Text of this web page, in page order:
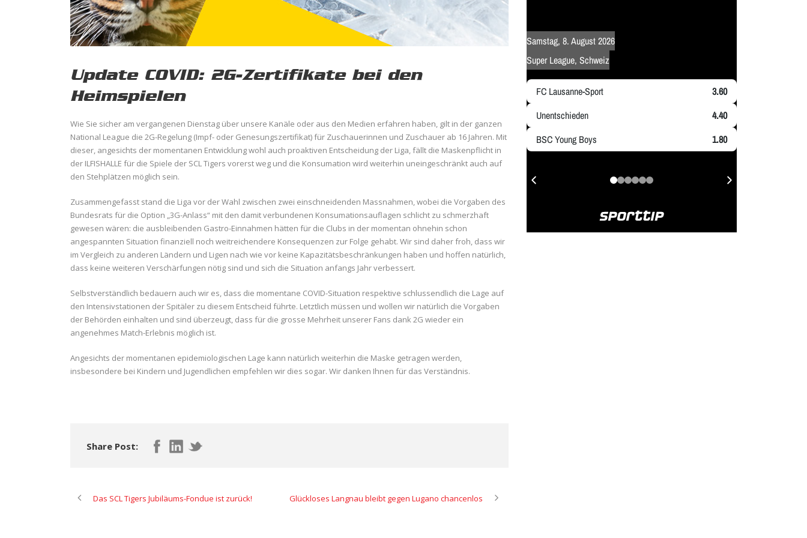
Update COVID: 2G-Zertifikate bei den
Heimspielen
Wie Sie sicher am vergangenen Dienstag über unsere Kanäle oder aus den Medien erfahren haben, gilt in der ganzen
National League die 2G-Regelung (Impf- oder Genesungszertifikat) für Zuschauerinnen und Zuschauer ab 16 Jahren. Mit
dieser, angesichts der momentanen Entwicklung wohl auch proaktiven Entscheidung der Liga, fällt die Maskenpflicht in
der ILFISHALLE für die Spiele der SCL Tigers vorerst weg und die Konsumation wird weiterhin uneingeschränkt auch auf
den Stehplätzen möglich sein.
Zusammengefasst stand die Liga vor der Wahl zwischen zwei einschneidenden Massnahmen, wobei die Vorgaben des
Bundesrats für die Option „3G-Anlass“ mit den damit verbundenen Konsumationsauflagen schlicht zu schmerzhaft
gewesen wären: die ausbleibenden Gastro-Einnahmen hätten für die Clubs in der momentan ohnehin schon
angespannten Situation finanziell noch weitreichendere Konsequenzen zur Folge gehabt. Wir sind daher froh, dass wir
im Vergleich zu anderen Ländern und Ligen nach wie vor keine Kapazitätsbeschränkungen haben und hoffen natürlich,
dass keine weiteren Verschärfungen nötig sind und sich die Situation anfangs Jahr verbessert.
Selbstverständlich bedauern auch wir es, dass die momentane COVID-Situation respektive schlussendlich die Lage auf
den Intensivstationen der Spitäler zu diesem Entscheid führte. Letztlich müssen und wollen wir natürlich die Vorgaben
der Behörden einhalten und sind überzeugt, dass für die grosse Mehrheit unserer Fans dank 2G wieder ein
angenehmes Match-Erlebnis möglich ist.
Angesichts der momentanen epidemiologischen Lage kann natürlich weiterhin die Maske getragen werden,
insbesondere bei Kindern und Jugendlichen empfehlen wir dies sogar. Wir danken Ihnen für das Verständnis.
Share Post:
Das SCL Tigers Jubiläums-Fondue ist zurück! Glückloses Langnau bleibt gegen Lugano chancenlos